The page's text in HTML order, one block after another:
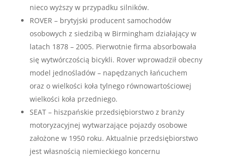
nieco wyższy w przypadku silników.
ROVER – brytyjski producent samochodów
osobowych z siedzibą w Birmingham działający w
latach 1878 – 2005. Pierwotnie firma absorbowała
się wytwórczością bicykli. Rover wprowadził obecny
model jednośladów – napędzanych łańcuchem
oraz o wielkości koła tylnego równowartościowej
wielkości koła przedniego.
SEAT – hiszpańskie przedsiębiorstwo z branży
motoryzacyjnej wytwarzające pojazdy osobowe
założone w 1950 roku. Aktualnie przedsiębiorstwo
jest własnością niemieckiego koncernu